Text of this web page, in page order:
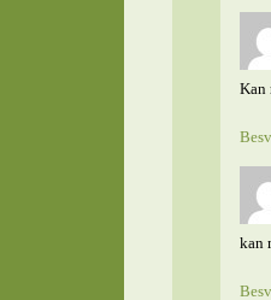
Kan
kan